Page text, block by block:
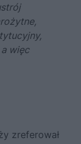
więc
zreferował